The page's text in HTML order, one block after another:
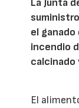
La Junta
el ganado
incendio
calcinado
El